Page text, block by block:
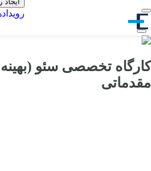
کارگاه تخصصی سئو
مقدماتی